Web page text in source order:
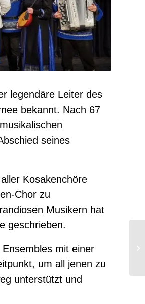
legendäre Leiter des
bekannt. Nach 67
seines
Kosakenchöre
Chor zu
Musikern hat
geschrieben.
mit einer
um all jenen zu
unterstützt und